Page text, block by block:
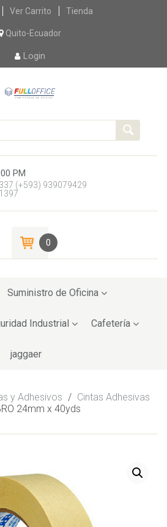
Skip
content
Ver Carrito Tienda
Quito-Ecuador
Login
PM
(+593) 939079429
0
Suministro de Oficina
Industrial Cafetería
jaggaer
y Adhesivos / Cintas Adhesivas
24mm x 40yds